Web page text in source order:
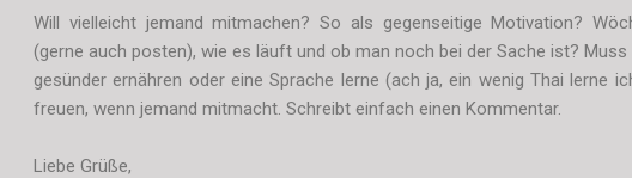
Will vielleicht jemand mitmachen? So als gegenseitige Motivation?
(gerne auch posten), wie es läuft und ob man noch bei der Sache ist?
gesünder ernähren oder eine Sprache lerne (ach ja, ein wenig Thai lerne
freuen, wenn jemand mitmacht. Schreibt einfach einen Kommentar.
Liebe Grüße,